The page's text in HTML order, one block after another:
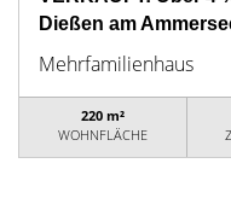
Dießen am
Mehrfamilienhaus
220 m²
WOHNFLÄCHE